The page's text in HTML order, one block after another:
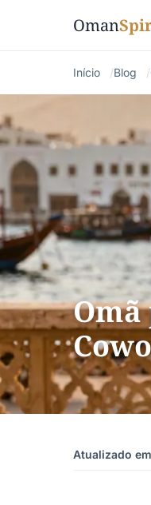
Oman
Início Blog
Atualizado